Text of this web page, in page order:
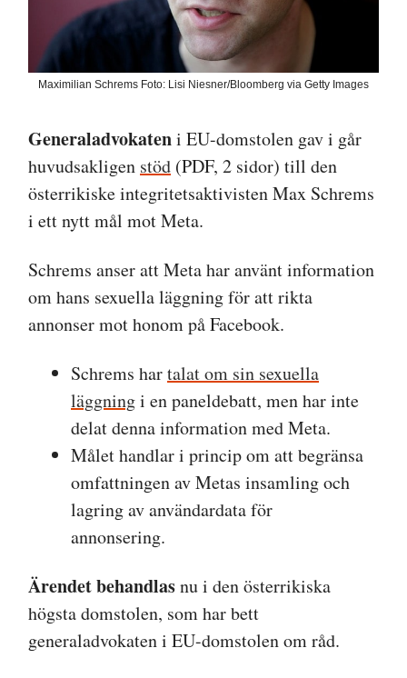
Maximilian Schrems Foto: Lisi Niesner/Bloomberg via Getty Images
Generaladvokateni EU-domstolen gav i går
huvudsakligen stöd (PDF, 2 sidor) till den
österrikiske integritetsaktivisten Max Schrems
i ett nytt mål mot Meta.
Schrems anser att Meta har använt information
om hans sexuella läggning för att rikta
annonser mot honom på Facebook.
Schrems hartalat om sin sexuella
läggningi en paneldebatt, men har inte
delat denna information med Meta.
Målet handlar i princip om att begränsa
omfattningen av Metas insamling och
lagring av användardata för
annonsering.
Ärendet behandlasnu i den österrikiska
högsta domstolen, som har bett
generaladvokaten i EU-domstolen om råd.